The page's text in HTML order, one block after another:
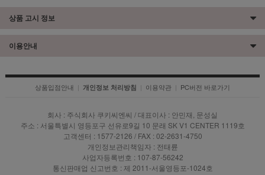
상품 고시 정보
이용안내
상품입점안내 | 개인정보 처리방침 | 이용약관 | PC버전 바로가기
회사 : 주식회사 쿠키씨엔씨 / 대표이사 : 안민재, 문성실
주소 : 서울특별시 영등포구 선유로9길 10 문래 SK V1 CENTER 1119호
고객센터 : 1577-2126 / FAX : 02-2631-4750
개인정보관리책임자 : 전태륜
사업자등록번호 : 107-87-56242
통신판매업 신고번호 : 제 2011-서울영등포-1024호